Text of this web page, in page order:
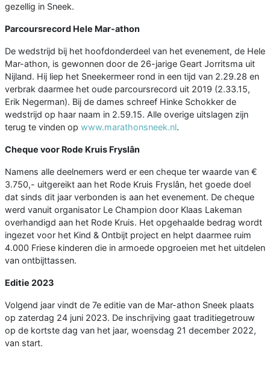
gezellig in Sneek.
Parcoursrecord Hele Mar-athon
De wedstrijd bij het hoofdonderdeel van het evenement, de Hele
Mar-athon, is gewonnen door de 26-jarige Geart Jorritsma uit
Nijland. Hij liep het Sneekermeer rond in een tijd van 2.29.28 en
verbrak daarmee het oude parcoursrecord uit 2019 (2.33.15,
Erik Negerman). Bij de dames schreef Hinke Schokker de
wedstrijd op haar naam in 2.59.15. Alle overige uitslagen zijn
terug te vinden op www.marathonsneek.nl.
Cheque voor Rode Kruis Fryslân
Namens alle deelnemers werd er een cheque ter waarde van €
3.750,- uitgereikt aan het Rode Kruis Fryslân, het goede doel
dat sinds dit jaar verbonden is aan het evenement. De cheque
werd vanuit organisator Le Champion door Klaas Lakeman
overhandigd aan het Rode Kruis. Het opgehaalde bedrag wordt
ingezet voor het Kind & Ontbijt project en helpt daarmee ruim
4.000 Friese kinderen die in armoede opgroeien met het uitdelen
van ontbijttassen.
Editie 2023
Volgend jaar vindt de 7e editie van de Mar-athon Sneek plaats
op zaterdag 24 juni 2023. De inschrijving gaat traditiegetrouw
op de kortste dag van het jaar, woensdag 21 december 2022,
van start.